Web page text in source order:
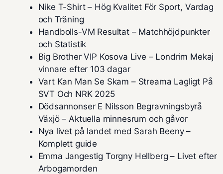
Nike T-Shirt – Hög Kvalitet För Sport, Vardag
och Träning
Handbolls-VM Resultat – Matchhöjdpunkter
och Statistik
Big Brother VIP Kosova Live – Londrim Mekaj
vinnare efter 103 dagar
Vart Kan Man Se Skam – Streama Lagligt På
SVT Och NRK 2025
Dödsannonser E Nilsson Begravningsbyrå
Växjö – Aktuella minnesrum och gåvor
Nya livet på landet med Sarah Beeny –
Komplett guide
Emma Jangestig Torgny Hellberg – Livet efter
Arbogamorden